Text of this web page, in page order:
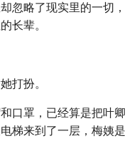
忽略了现实里的一切，
长辈。
打扮。
口罩，已经算是把叶卿
梯来到了一层，梅姨是